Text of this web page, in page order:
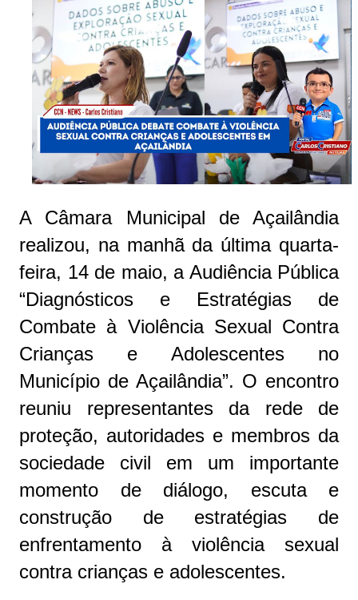
A Câmara Municipal de Açailândia
realizou, na manhã da última quarta-
feira, 14 de maio, a Audiência Pública
“Diagnósticos e Estratégias de
Combate à Violência Sexual Contra
Crianças e Adolescentes no
Município de Açailândia”. O encontro
reuniu representantes da rede de
proteção, autoridades e membros da
sociedade civil em um importante
momento de diálogo, escuta e
construção de estratégias de
enfrentamento à violência sexual
contra crianças e adolescentes.